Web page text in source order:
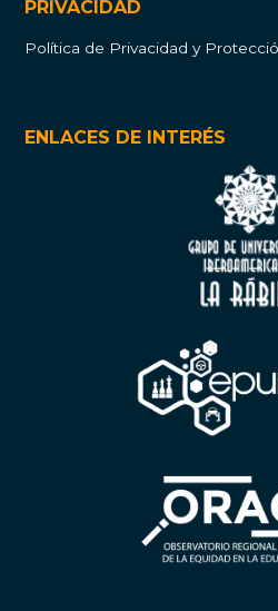
PRIVACIDAD
Política de Privacidad y
ENLACES DE INTERÉS